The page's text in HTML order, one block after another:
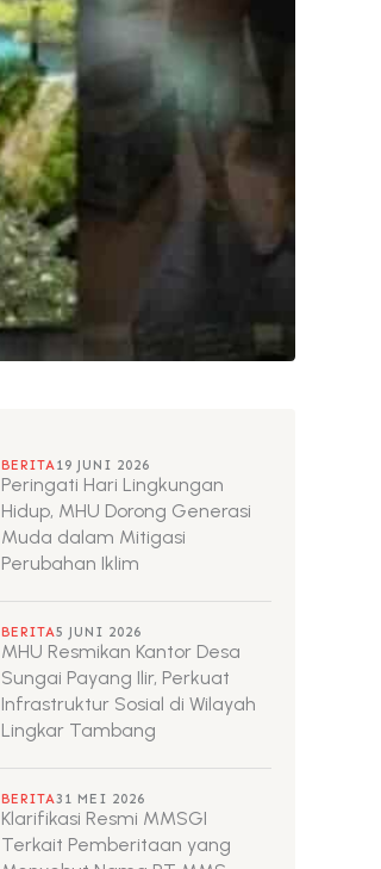
BERITA19 JUNI 2026
Peringati Hari Lingkungan
Hidup, MHU Dorong Generasi
Muda dalam Mitigasi
Perubahan Iklim
BERITA5 JUNI 2026
MHU Resmikan Kantor Desa
Sungai Payang Ilir, Perkuat
Infrastruktur Sosial di Wilayah
Lingkar Tambang
BERITA31 MEI 2026
Klarifikasi Resmi MMSGI
Terkait Pemberitaan yang